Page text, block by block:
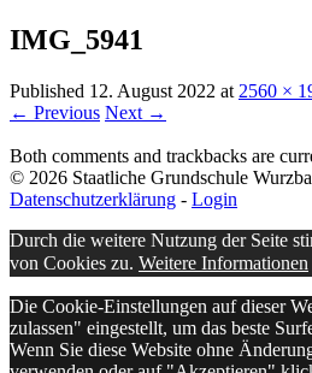
IMG_5941
Published 12. August 2022 at 2560 ×
← Previous Next →
Both comments and trackbacks are
© 2026 Staatliche Grundschule
Datenschutzerklärung - Login
Durch die weitere Nutzung der Seite
von Cookies zu. Weitere Informationen
Die Cookie-Einstellungen auf dieser
zulassen" eingestellt, um das beste
Wenn Sie diese Website ohne